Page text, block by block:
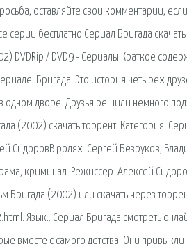
оставляйте свои комментарии,
серии бесплатно Сериал Бригада
DVDRip / DVD9 - Сериалы Краткое
Бригада: Это история четырех
дворе. Друзья решили немного
(2002) скачать торрент. Категория:
СидоровВ ролях: Сергей Безруков,
криминал. Режиссер: Алексей
(2002) или скачать через
Язык:. Сериал Бригада смотреть
вместе с самого детства. Они привыкли